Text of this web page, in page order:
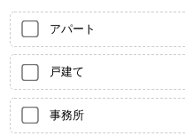
アパート
戸建て
事務所